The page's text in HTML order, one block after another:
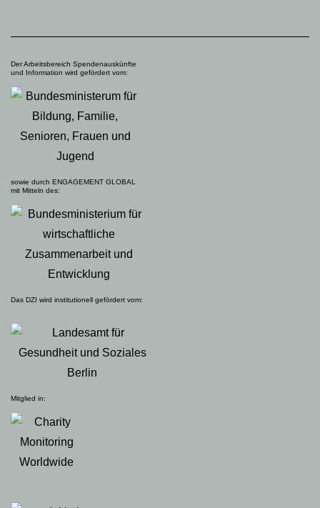
Der Arbeitsbereich Spendenauskünfte
und Information wird gefördert vom:
sowie durch ENGAGEMENT GLOBAL
mit Mitteln des:
Das DZI wird institutionell gefördert vom:
Mitglied in: